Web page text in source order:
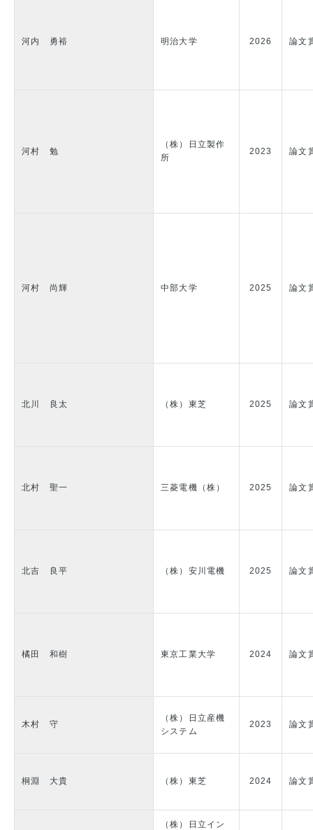
河内 勇裕 明治大学 2026 論文
河村 勉
（株）日立製作
所
2023 論文
河村 尚輝 中部大学 2025 論文
北川 良太 （株）東芝 2025 論文
北村 聖一 三菱電機（株） 2025 論文
北吉 良平 （株）安川電機 2025 論文
橘田 和樹 東京工業大学 2024 論文
木村 守
（株）日立産機
システム
2023 論文
桐淵 大貴 （株）東芝 2024 論文
（株）日立イン